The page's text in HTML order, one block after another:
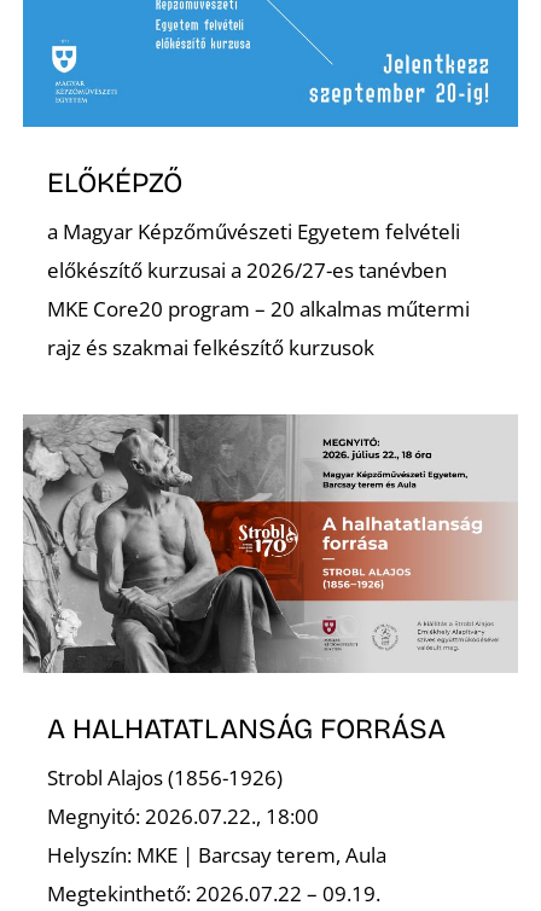
ELŐKÉPZŐ
a Magyar Képzőművészeti Egyetem felvételi
előkészítő kurzusai a 2026/27-es tanévben
MKE Core20 program – 20 alkalmas műtermi
rajz és szakmai felkészítő kurzusok
A HALHATATLANSÁG FORRÁSA
Strobl Alajos (1856-1926)
Megnyitó: 2026.07.22., 18:00
Helyszín: MKE | Barcsay terem, Aula
Megtekinthető: 2026.07.22 – 09.19.